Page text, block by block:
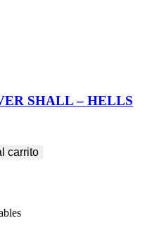
SHALL – HELLS
carrito